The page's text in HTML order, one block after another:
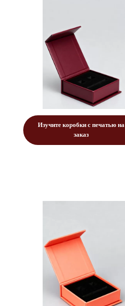
Изучите коробки с печатью на
заказ